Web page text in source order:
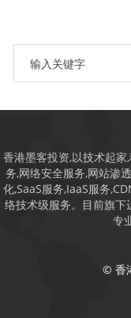
香港墨客投资,以技术起
务,网络安全服务,网站渗
化,SaaS服务,IaaS服务
络技术级服务。目前旗
专
© 香